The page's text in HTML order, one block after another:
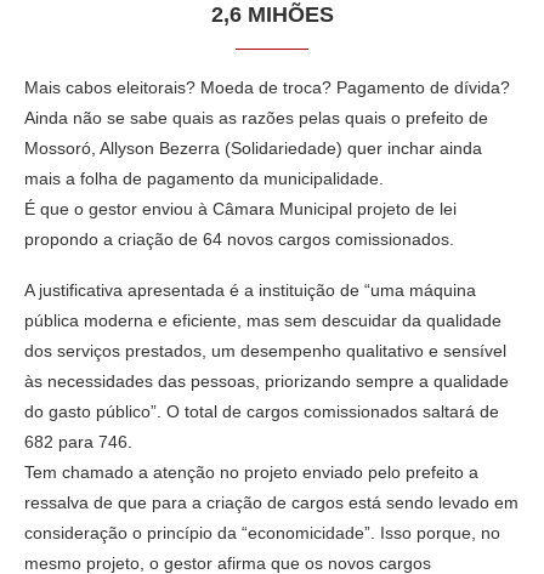
2,6 MIHÕES
Mais cabos eleitorais? Moeda de troca? Pagamento de dívida?
Ainda não se sabe quais as razões pelas quais o prefeito de
Mossoró, Allyson Bezerra (Solidariedade) quer inchar ainda
mais a folha de pagamento da municipalidade.
É que o gestor enviou à Câmara Municipal projeto de lei
propondo a criação de 64 novos cargos comissionados.
A justificativa apresentada é a instituição de “uma máquina
pública moderna e eficiente, mas sem descuidar da qualidade
dos serviços prestados, um desempenho qualitativo e sensível
às necessidades das pessoas, priorizando sempre a qualidade
do gasto público”. O total de cargos comissionados saltará de
682 para 746.
Tem chamado a atenção no projeto enviado pelo prefeito a
ressalva de que para a criação de cargos está sendo levado em
consideração o princípio da “economicidade”. Isso porque, no
mesmo projeto, o gestor afirma que os novos cargos